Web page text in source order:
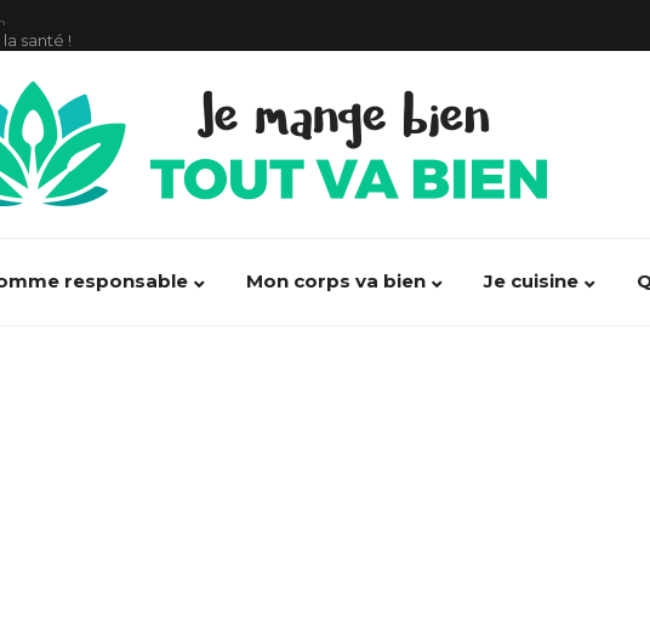
santé !
des maux de ventre
d’alimentation saine”
responsable Mon corps va bien Je cuisine